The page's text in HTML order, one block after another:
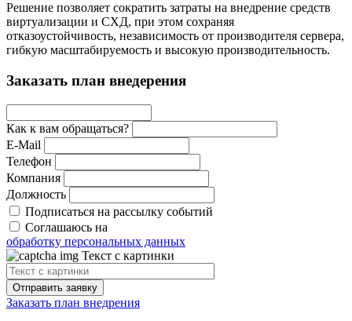
Решение позволяет сократить затраты на внедрение средств
виртуализации и СХД, при этом сохраняя
отказоустойчивость, независимость от производителя сервера,
гибкую масштабируемость и высокую производительность.
Заказать план внедерения
Как к вам обращаться?
E-Mail
Телефон
Компания
Должность
Подписаться на рассылку событий
Соглашаюсь на
обработку персональных данных
Текст с картинки
Отправить заявку
Заказать план внедрения